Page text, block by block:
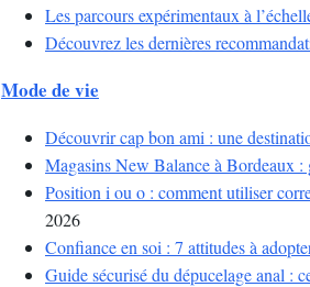
Les parcours expérimentaux à
Découvrez les dernières
Mode de vie
Découvrir cap bon ami : une
Magasins New Balance à Bordeaux :
Position i ou o : comment utiliser
2026
Confiance en soi : 7 attitudes à
Guide sécurisé du dépucelage anal :